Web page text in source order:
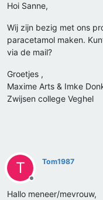
Hoi Sanne,
Wij zijn bezig met ons
paracetamol maken.
via de mail?
Groetjes ,
Maxime Arts & Imke
Zwijsen college Veghel
T
Offline
Tom1987
Hallo meneer/mevrouw,